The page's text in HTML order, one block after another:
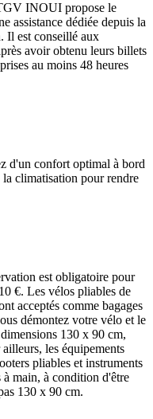
INOUI propose le
assistance dédiée depuis la
Il est conseillé aux
avoir obtenu leurs billets
au moins 48 heures
d'un confort optimal à bord
climatisation pour rendre
est obligatoire pour
€. Les vélos pliables de
acceptés comme bagages
démontez votre vélo et le
130 x 90 cm,
les équipements
pliables et instruments
à main, à condition d'être
130 x 90 cm.